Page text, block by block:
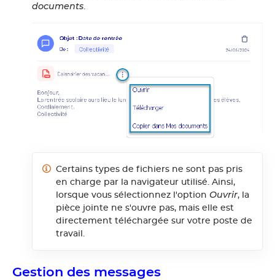
documents.
Certains types de fichiers ne sont pas pris
en charge par la navigateur utilisé. Ainsi,
lorsque vous sélectionnez l'option Ouvrir, la
pièce jointe ne s'ouvre pas, mais elle est
directement téléchargée sur votre poste de
travail.
Gestion des messages